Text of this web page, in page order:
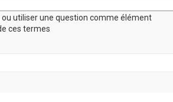
utiliser une question comme élément
ces termes